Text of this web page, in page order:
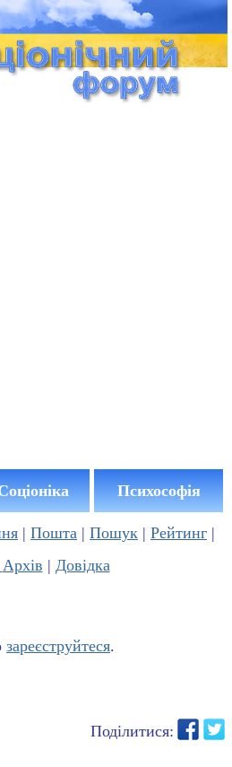
Психософія
| Пошта | Пошук | Рейтинг |
Архів | Довідка
зареєструйтеся.
Поділитися: